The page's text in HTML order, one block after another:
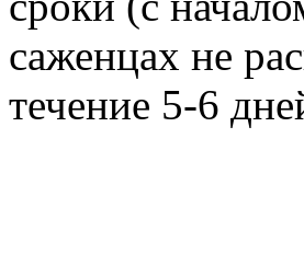
саженцах не
течение 5-6